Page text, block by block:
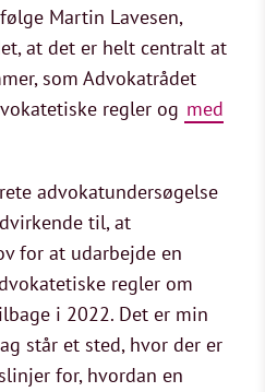
Martin Lavesen,
at det er helt centralt at
som Advokatrådet
regler og med
advokatundersøgelse
til, at
for at udarbejde en
regler om
i 2022. Det er min
står et sted, hvor der er
for, hvordan en